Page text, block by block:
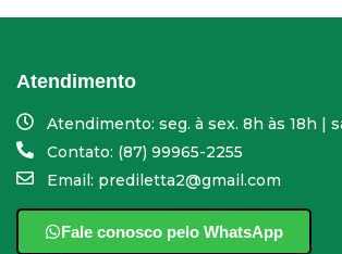
Atendimento
Atendimento: seg. à sex. 8h às 18h |
Contato: (87) 99965-2255
Email: prediletta2@gmail.com
Fale conosco pelo WhatsApp